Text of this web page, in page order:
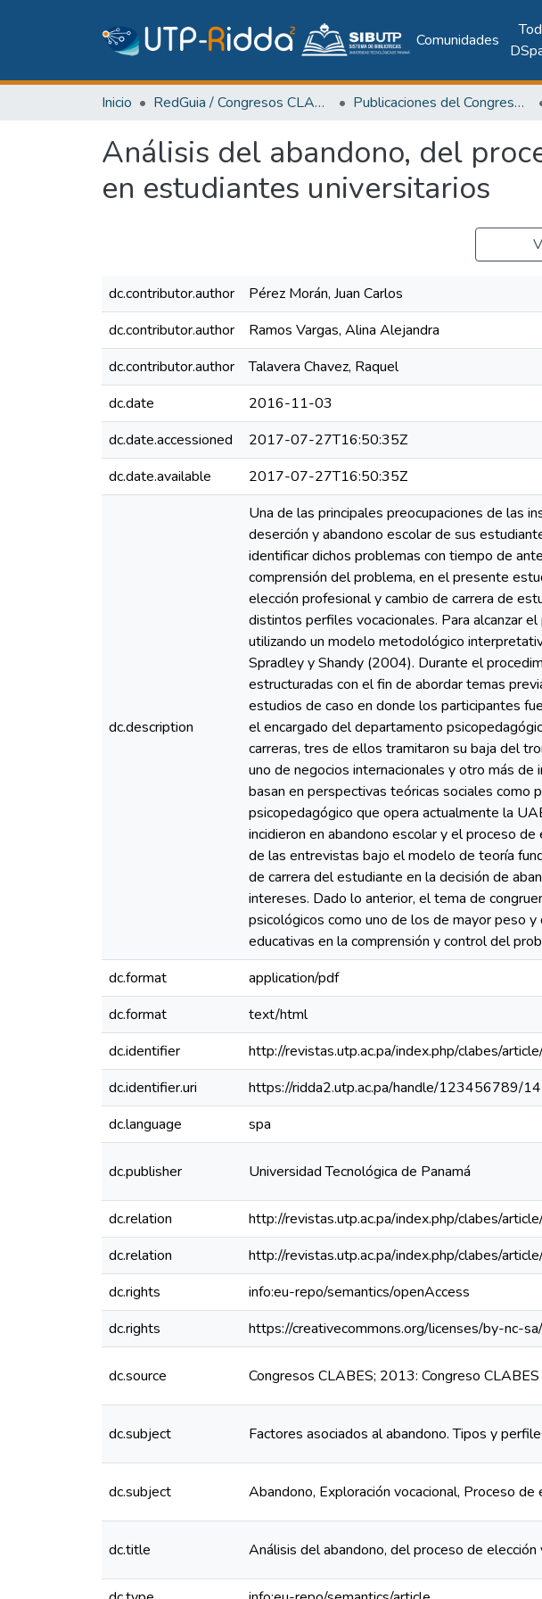
Comunidades
Inicio RedGuia / Congresos CLABES Publicaciones del Congreso Internacional CLABES
Análisis del abandono, del
en estudiantes universitarios
dc.contributor.author
Pérez Morán, Juan Carlos
dc.contributor.author
Ramos Vargas, Alina Alejandra
dc.contributor.author
Talavera Chavez, Raquel
dc.date
2016-11-03
dc.date.accessioned
2017-07-27T16:50:35Z
dc.date.available
2017-07-27T16:50:35Z
dc.description
Una de las principales preocupaciones de las
deserción y abandono escolar de sus
identificar dichos problemas con tiempo de
comprensión del problema, en el presente
elección profesional y cambio de carrera de
distintos perfiles vocacionales. Para alcanzar
utilizando un modelo metodológico
Spradley y Shandy (2004). Durante el
estructuradas con el fin de abordar temas
estudios de caso en donde los participantes
el encargado del departamento
carreras, tres de ellos tramitaron su baja del
uno de negocios internacionales y otro más
basan en perspectivas teóricas sociales como
psicopedagógico que opera actualmente la
incidieron en abandono escolar y el proceso
de las entrevistas bajo el modelo de teoría
de carrera del estudiante en la decisión de
intereses. Dado lo anterior, el tema de
psicológicos como uno de los de mayor peso
educativas en la comprensión y control del
dc.format
application/pdf
dc.format
text/html
dc.identifier
http://revistas.utp.ac.pa/index.php/clabes/
dc.identifier.uri
https://ridda2.utp.ac.pa/handle/123456789/
dc.language
spa
dc.publisher Universidad Tecnológica de Panamá
dc.relation
http://revistas.utp.ac.pa/index.php/clabes/
dc.relation
http://revistas.utp.ac.pa/index.php/clabes/
dc.rights
info:eu-repo/semantics/openAccess
dc.rights
https://creativecommons.org/licenses/by-nc-
dc.source Congresos CLABES; 2013: Congreso
dc.subject Factores asociados al abandono. Tipos y
dc.subject Abandono, Exploración vocacional, Proceso de
dc.title Análisis del abandono, del proceso de